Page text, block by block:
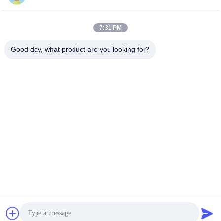
Room7E, bloccano A, edificio di Binfen Shiji, strada di
Copyright 2014-2026 Sunshine Opto-electronics Enterprise
Co.,ltd . Tutti i diritti riservati.
7:31 PM
Good day, what product are you looking for?